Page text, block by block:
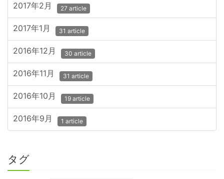
2017年2月 27 article
2017年1月 31 article
2016年12月 30 article
2016年11月 31 article
2016年10月 19 article
2016年9月 1 article
タグ